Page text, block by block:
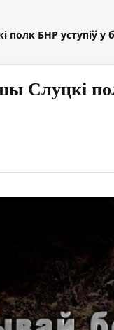
полк БНР уступіў
Слуцкі